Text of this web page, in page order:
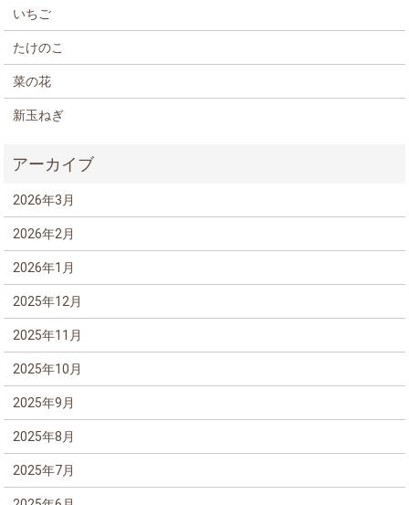
いちご
たけのこ
菜の花
新玉ねぎ
2026年3月
2026年2月
2026年1月
2025年12月
2025年11月
2025年10月
2025年9月
2025年8月
2025年7月